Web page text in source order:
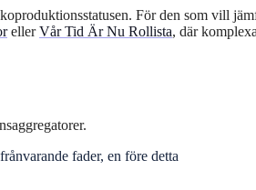
För den som vill
ellerVår Tid Är Nu Rollista, där
fader, en före detta